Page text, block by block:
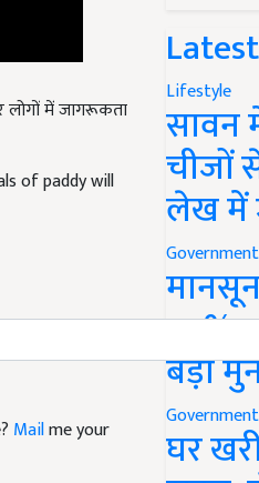
Lifestyle
सावन
चीजों
लेख में
50%
बड़ा
घर